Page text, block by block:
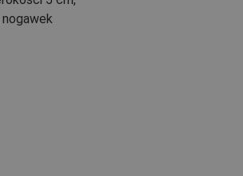
nogawek